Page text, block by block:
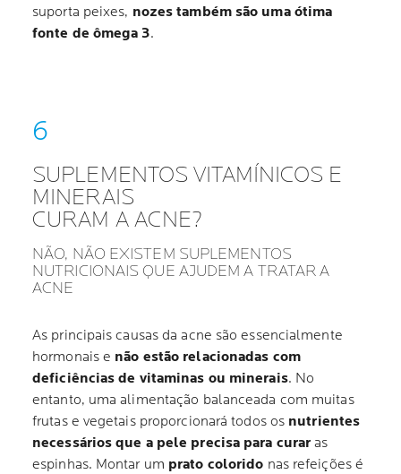
suporta peixes, nozes também são uma ótima
fonte de ômega 3.
SUPLEMENTOS VITAMÍNICOS E
MINERAIS
CURAM A ACNE?
NÃO, NÃO EXISTEM SUPLEMENTOS
NUTRICIONAIS QUE AJUDEM A TRATAR A
ACNE
As principais causas da acne são essencialmente
hormonais e não estão relacionadas com
deficiências de vitaminas ou minerais. No
entanto, uma alimentação balanceada com muitas
frutas e vegetais proporcionará todos os nutrientes
necessários que a pele precisa para curar as
espinhas. Montar um prato colorido nas refeições é